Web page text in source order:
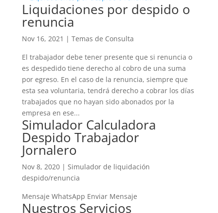
Liquidaciones por despido o
renuncia
Nov 16, 2021 | Temas de Consulta
El trabajador debe tener presente que si renuncia o
es despedido tiene derecho al cobro de una suma
por egreso. En el caso de la renuncia, siempre que
esta sea voluntaria, tendrá derecho a cobrar los días
trabajados que no hayan sido abonados por la
empresa en ese...
Simulador Calculadora
Despido Trabajador
Jornalero
Nov 8, 2020| Simulador de liquidación
despido/renuncia
Mensaje WhatsApp Enviar Mensaje
Nuestros Servicios